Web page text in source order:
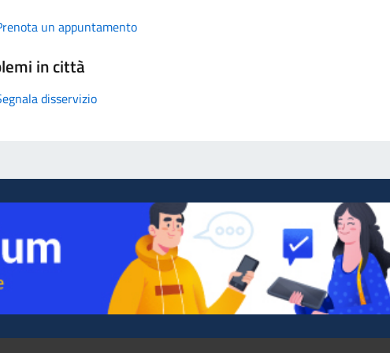
un appuntamento
in città
disservizio